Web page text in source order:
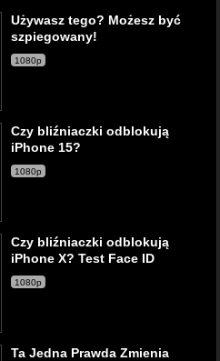
Używasz tego? Możesz być
szpiegowany!
1080p
Czy bliźniaczki odblokują
iPhone 15?
1080p
Czy bliźniaczki odblokują
iPhone X? Test Face ID
1080p
Ta Jedna Prawda Zmienia